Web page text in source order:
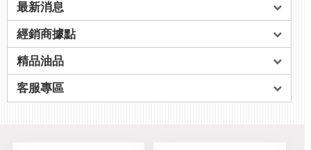
最新消息
經銷商據點
精品油品
客服專區